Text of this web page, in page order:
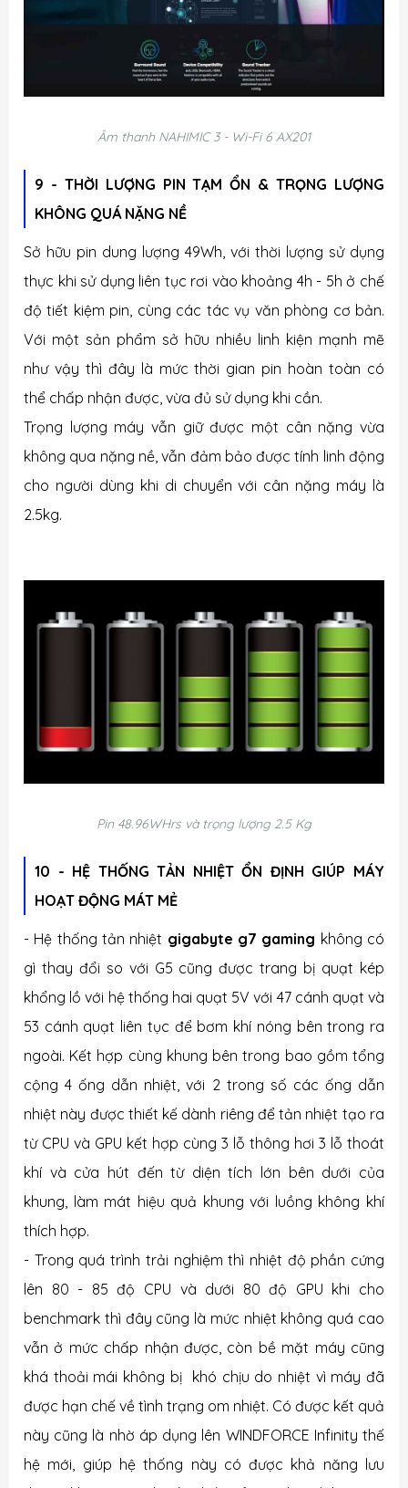
Âm thanh NAHIMIC 3 - Wi-Fi 6 AX201
9 - THỜI LƯỢNG PIN TẠM ỔN & TRỌNG LƯỢNG
KHÔNG QUÁ NẶNG NỀ
Sở hữu pin dung lượng 49Wh, với thời lượng sử dụng
thực khi sử dụng liên tục rơi vào khoảng 4h - 5h ở chế
độ tiết kiệm pin, cùng các tác vụ văn phòng cơ bản.
Với một sản phẩm sở hữu nhiều linh kiện mạnh mẽ
như vậy thì đây là mức thời gian pin hoàn toàn có
thể chấp nhận được, vừa đủ sử dụng khi cần.
Trọng lượng máy vẫn giữ được một cân nặng vừa
không qua nặng nề, vẫn đảm bảo được tính linh động
cho người dùng khi di chuyển với cân nặng máy là
2.5kg.
Pin 48.96WHrs và trọng lượng 2.5 Kg
10 - HỆ THỐNG TẢN NHIỆT ỔN ĐỊNH GIÚP MÁY
HOẠT ĐỘNG MÁT MẺ
- Hệ thống tản nhiệt gigabyte g7 gaming không có
gì thay đổi so với G5 cũng được trang bị quạt kép
khổng lồ với hệ thống hai quạt 5V với 47 cánh quạt và
53 cánh quạt liên tục để bơm khí nóng bên trong ra
ngoài. Kết hợp cùng khung bên trong bao gồm tổng
cộng 4 ống dẫn nhiệt, với 2 trong số các ống dẫn
nhiệt này được thiết kế dành riêng để tản nhiệt tạo ra
từ CPU và GPU kết hợp cùng 3 lỗ thông hơi 3 lỗ thoát
khí và cửa hút đến từ diện tích lớn bên dưới của
khung, làm mát hiệu quả khung với luồng không khí
thích hợp.
- Trong quá trình trải nghiệm thì nhiệt độ phần cứng
lên 80 - 85 độ CPU và dưới 80 độ GPU khi cho
benchmark thì đây cũng là mức nhiệt không quá cao
vẫn ở mức chấp nhận được, còn bề mặt máy cũng
khá thoải mái không bị khó chịu do nhiệt vì máy đã
được hạn chế về tình trạng om nhiệt. Có được kết quả
này cũng là nhờ áp dụng lên WINDFORCE Infinity thế
hệ mới, giúp hệ thống này có được khả năng lưu